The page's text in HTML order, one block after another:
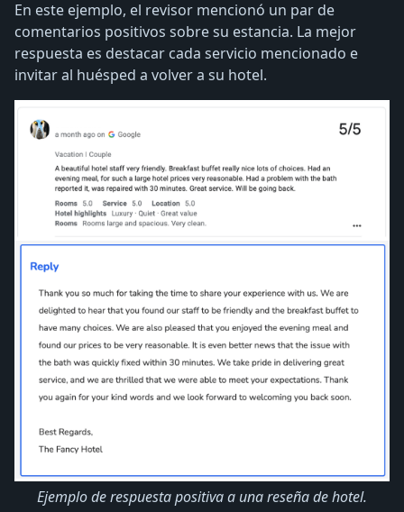
En este ejemplo, el revisor mencionó un par de
comentarios positivos sobre su estancia. La mejor
respuesta es destacar cada servicio mencionado e
invitar al huésped a volver a su hotel.
Ejemplo de respuesta positiva a una reseña de hotel.